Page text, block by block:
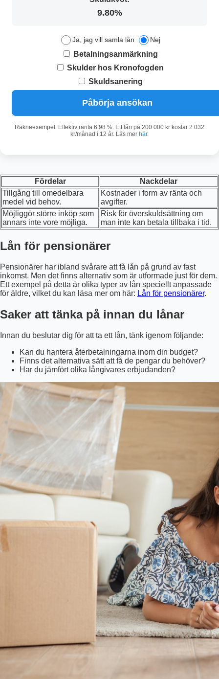
9.80%
Ja, jag vill samla lån Nej
Betalningsanmärkning
Skulder hos Kronofogden
Skuldsanering
Påbörja ansökan
Räkneexempel: Effektiv ränta 6.98 %. Ett lån på 200 000 kr kostar 2 032
kr/månad i 12 år. Läs mer här.
Fördelar
Nackdelar
Tillgång till omedelbara
medel vid behov.
Kostnader i form av ränta och
avgifter.
Möjliggör större inköp som
annars inte vore möjliga.
Risk för överskuldsättning om
man inte kan betala tillbaka i tid.
Lån för pensionärer
Pensionärer har ibland svårare att få lån på grund av fast
inkomst. Men det finns alternativ som är utformade just för dem.
Ett exempel på detta är olika typer av lån speciellt anpassade
för äldre, vilket du kan läsa mer om här: Lån för pensionärer.
Saker att tänka på innan du lånar
Innan du beslutar dig för att ta ett lån, tänk igenom följande:
Kan du hantera återbetalningarna inom din budget?
Finns det alternativa sätt att få de pengar du behöver?
Har du jämfört olika långivares erbjudanden?